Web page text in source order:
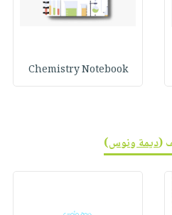
Chemistry Notebook
(ديمة ونوس)